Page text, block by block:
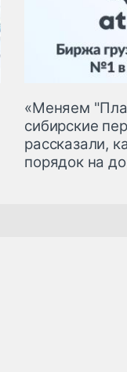
«Меняем
сибирские
рассказали,
порядок на